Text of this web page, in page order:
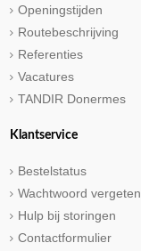
Openingstijden
Routebeschrijving
Referenties
Vacatures
TANDIR Donermes
Klantservice
Bestelstatus
Wachtwoord vergeten
Hulp bij storingen
Contactformulier